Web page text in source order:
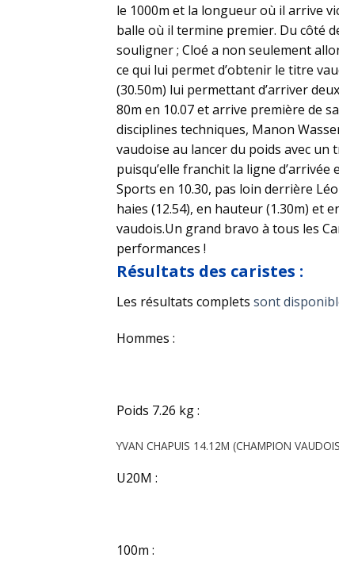
le 1000m et la longueur où il arrive
balle où il termine premier. Du côté
souligner ; Cloé a non seulement
ce qui lui permet d’obtenir le titre
(30.50m) lui permettant d’arriver
80m en 10.07 et arrive première de
disciplines techniques, Manon
vaudoise au lancer du poids avec un
puisqu’elle franchit la ligne
Sports en 10.30, pas loin derrière
haies (12.54), en hauteur (1.30m) et
vaudois.Un grand bravo à tous les
performances !
Résultats des caristes :
Les résultats complets sont
Hommes :
Poids 7.26 kg :
YVAN CHAPUIS 14.12M (CHAMPION
U20M :
100m :